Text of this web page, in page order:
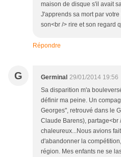
maison de disque s'il avait
J'apprends sa mort par
son<br /> rire et son regard
Répondre
G Germinal 29/01/2014 19:56
Sa disparition m'a
définir ma peine. Un
Georges", retrouvé dans le
Claude Barens), partage<br
chaleureux...Nous avions
d'abandonner la
région. Mes enfants ne se